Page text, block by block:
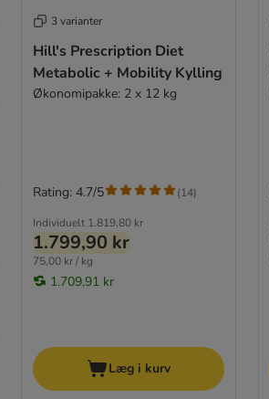
3 varianter
Hill's Prescription Diet
Metabolic + Mobility Kylling
Økonomipakke: 2 x 12 kg
Individuelt 1.819,80 kr
1.799,90 kr
75,00 kr / kg
1.709,91 kr
Rating: 4.7/5 (14)
Læg i kurv